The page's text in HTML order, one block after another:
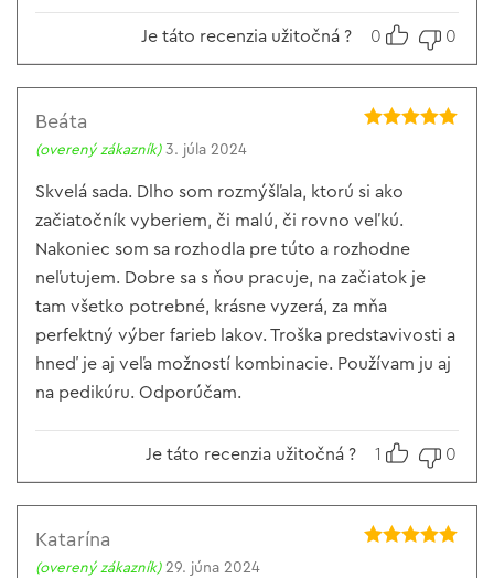
Je táto recenzia užitočná ? 0 0
Beáta
(overený zákazník) 3. júla 2024
Skvelá sada. Dlho som rozmýšľala, ktorú si ako
začiatočník vyberiem, či malú, či rovno veľkú.
Nakoniec som sa rozhodla pre túto a rozhodne
neľutujem. Dobre sa s ňou pracuje, na začiatok je
tam všetko potrebné, krásne vyzerá, za mňa
perfektný výber farieb lakov. Troška predstavivosti a
hneď je aj veľa možností kombinacie. Používam ju aj
na pedikúru. Odporúčam.
Je táto recenzia užitočná ? 1 0
Katarína
(overený zákazník) 29. júna 2024